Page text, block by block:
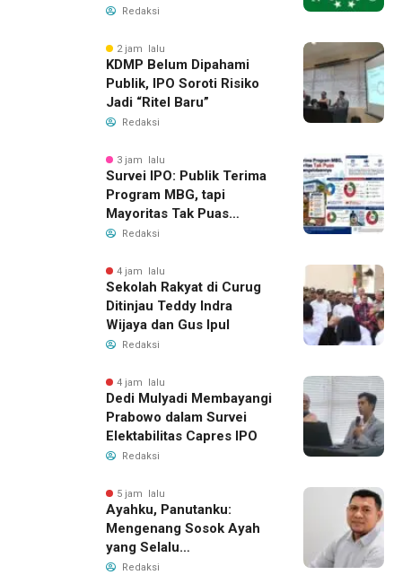
NU di Era Disrupsi
Redaksi
2 jam lalu
KDMP Belum Dipahami
Publik, IPO Soroti Risiko
Jadi “Ritel Baru”
Redaksi
3 jam lalu
Survei IPO: Publik Terima
Program MBG, tapi
Mayoritas Tak Puas
dengan Pengelolaannya
Redaksi
4 jam lalu
Sekolah Rakyat di Curug
Ditinjau Teddy Indra
Wijaya dan Gus Ipul
Redaksi
4 jam lalu
Dedi Mulyadi Membayangi
Prabowo dalam Survei
Elektabilitas Capres IPO
Redaksi
5 jam lalu
Ayahku, Panutanku:
Mengenang Sosok Ayah
yang Selalu
Membersamaiku
Redaksi